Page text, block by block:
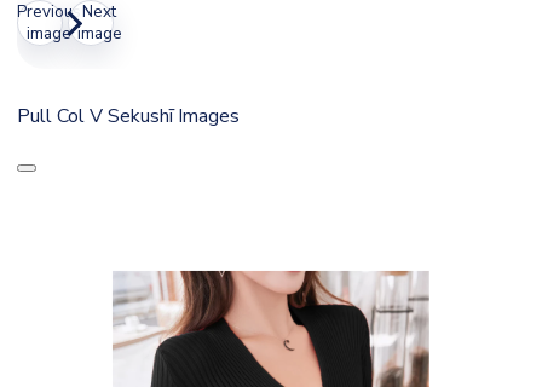
Previous
image
Next
image
Pull Col V Sekushī Images